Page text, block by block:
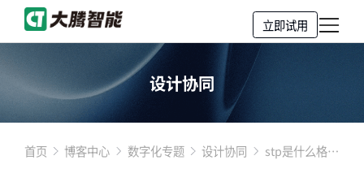
立即试用
设计协同
首页 博客中心 数字化专题 设计协同
stp是什么格式